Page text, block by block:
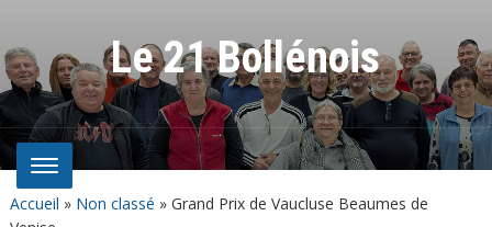
Le 21 Bollénois
Accueil » Non classé » Grand Prix de Vaucluse Beaumes de